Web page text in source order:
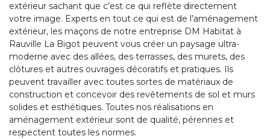
extérieur sachant que c’est ce qui reflète directement
votre image. Experts en tout ce qui est de l’aménagement
extérieur, les maçons de notre entreprise DM Habitat à
Rauville La Bigot peuvent vous créer un paysage ultra-
moderne avec des allées, des terrasses, des murets, des
clôtures et autres ouvrages décoratifs et pratiques. Ils
peuvent travailler avec toutes sortes de matériaux de
construction et concevoir des revêtements de sol et murs
solides et esthétiques. Toutes nos réalisations en
aménagement extérieur sont de qualité, pérennes et
respectent toutes les normes.